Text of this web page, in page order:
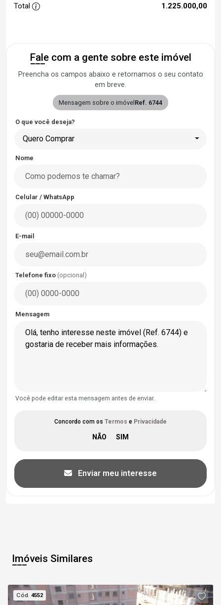
Total 1.225.000,00
Fale com a gente sobre este imóvel
Preencha os campos abaixo e retornamos o seu contato
em breve.
Mensagem sobre o imóvelRef. 6744
O que você deseja?
Quero Comprar
Nome
Celular / WhatsApp
E-mail
Telefone fixo (opcional)
Mensagem
Você pode editar esta mensagem antes de enviar.
Concordo com os Termos e Privacidade
Enviar meu interesse
Imóveis Similares
Cód.4552